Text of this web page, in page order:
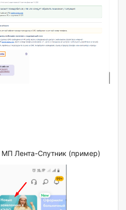
Лента-Спутник (пример)